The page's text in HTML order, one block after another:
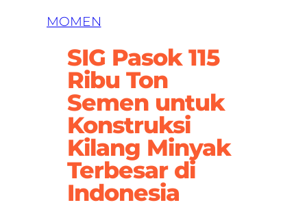
MOMEN
SIG Pasok 115
Ribu Ton
Semen untuk
Konstruksi
Kilang Minyak
Terbesar di
Indonesia